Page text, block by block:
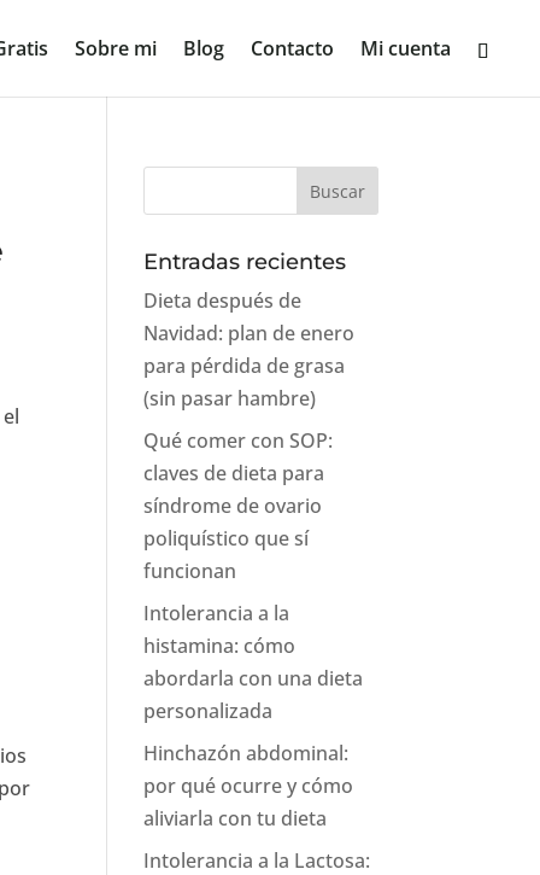
Sobre mi Blog Contacto Mi cuenta
Entradas recientes
Dieta después de
Navidad: plan de enero
para pérdida de grasa
(sin pasar hambre)
Qué comer con SOP:
claves de dieta para
síndrome de ovario
poliquístico que sí
funcionan
Intolerancia a la
histamina: cómo
abordarla con una dieta
personalizada
Hinchazón abdominal:
por qué ocurre y cómo
aliviarla con tu dieta
Intolerancia a la Lactosa: